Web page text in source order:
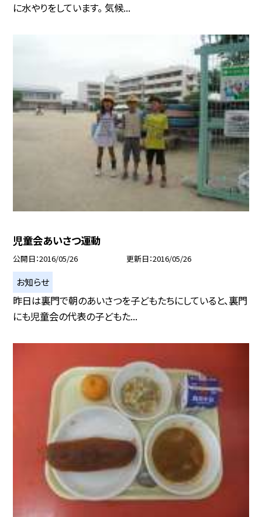
に水やりをしています。 気候...
児童会あいさつ運動
公開日 2016/05/26 更新日 2016/05/26
お知らせ
昨日は裏門で朝のあいさつを子どもたちにしていると、裏門
にも児童会の代表の子どもた...